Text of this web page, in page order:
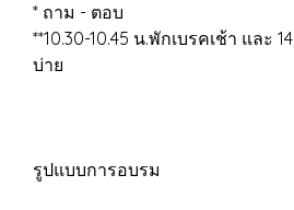
* ถาม - ตอบ
**10.30-10.45 น.พักเบรคเช้า และ
บ่าย
รูปแบบการอบรม